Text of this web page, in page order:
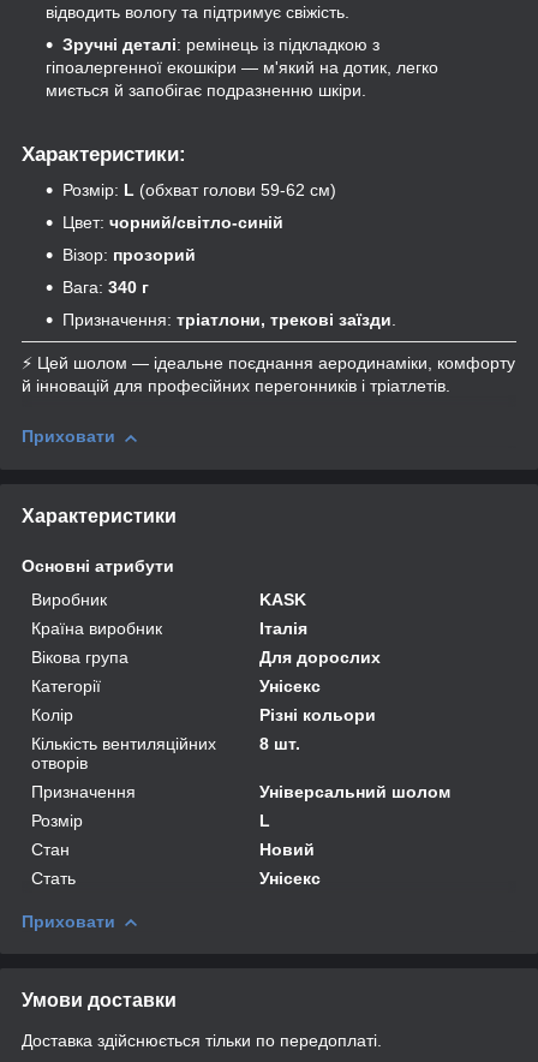
відводить вологу та підтримує свіжість.
Зручні деталі: ремінець із підкладкою з
гіпоалергенної екошкіри — м'який на дотик, легко
миється й запобігає подразненню шкіри.
Характеристики:
Розмір: L (обхват голови 59-62 см)
Цвет: чорний/світло-синій
Візор: прозорий
Вага: 340 г
Призначення: тріатлони, трекові заїзди.
⚡ Цей шолом — ідеальне поєднання аеродинаміки, комфорту
й інновацій для професійних перегонників і тріатлетів.
Приховати
Характеристики
Основні атрибути
Виробник
KASK
Країна виробник
Італія
Вікова група
Для дорослих
Категорії
Унісекс
Колір
Різні кольори
Кількість вентиляційних
отворів
8 шт.
Призначення
Універсальний шолом
Розмір
L
Стан
Новий
Стать
Унісекс
Приховати
Умови доставки
Доставка здійснюється тільки по передоплаті.